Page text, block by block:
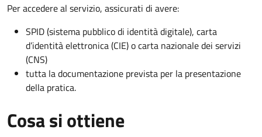
Per accedere al servizio, assicurati di avere:
SPID (sistema pubblico di identità digitale), carta
d’identità elettronica (CIE) o carta nazionale dei servizi
(CNS)
tutta la documentazione prevista per la presentazione
della pratica.
Cosa si ottiene